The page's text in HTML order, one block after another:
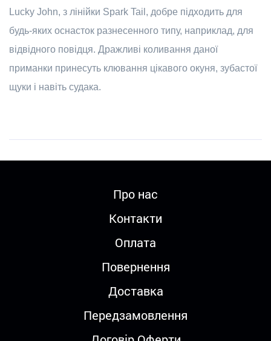
Lucky John, з лінійки Spark Tail, добре підходить для
будь-яких оснасток разнесенного типу, наприклад, для
відвідного повідця. Дражливі коливання даної
приманки принесуть клювання цікавого окуня, зубастої
щуки і навіть судака.
Про нас
Контакти
Оплата
Повернення
Доставка
Передзамовлення